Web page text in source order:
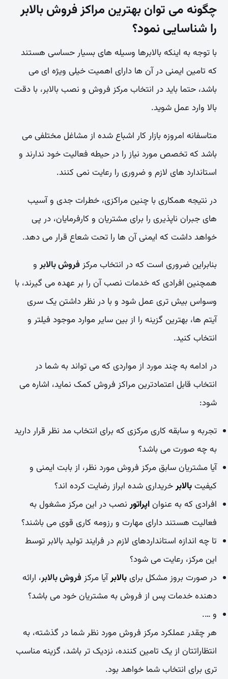
چگونه می توان بهترین مراکز فروش بالابر
را شناسایی نمود؟
با توجه به اینکه بالابرها وسیله های بسیار حساسی هستند
که تامین ایمنی در آن ها دارای اهمیت خیلی ویژه ای می
باشد، حتما باید در انتخاب مرکز فروش و نصب بالابر، با دقت
بالا وارد عمل شوید.
متاسفانه امروزه بازار کار اشباع شده از مشاغل مختلفی می
باشد که تخصص مورد نیاز را در حیطه فعالیت خود ندارند و
استاندارد های لازم و ضروری را رعایت نمی کنند.
در نتیجه همکاری با چنین مراکزی، خطرات جدی و آسیب
های جبران ناپذیری را برای مشتریان و کارفرمایان، در پی
خواهد داشت که ایمنی آن ها را تحت شعاع قرار می دهد.
بنابراین ضروری است که در انتخاب مرکزفروش بالابرو
همچنین افرادی که خدمات نصب آن را بر عهده می گیرند، با
وسواس بیش تری عمل شود و با در نظر داشتن یک سری
آیتم ها، بهترین گزینه را از بین سایر موارد موجود فیلتر و
انتخاب کنید.
در ادامه به چند مورد از مواردی که می تواند به شما در
انتخاب قابل اعتمادترین مراکز فروش کمک نماید، اشاره می
شود:
تجربه و سابقه کاری مرکزی که برای انتخاب مد نظر قرار دارید
به چه صورت می باشد؟
آیا مشتریان سابق مرکز فروش مورد نظر، از بابت ایمنی و
کیفیتبالابرخریداری شده ابراز رضایت کرده اند؟
افرادی که به عنواناپراتورنصب در این مرکز مشغول به
فعالیت هستند دارای مهارت و رزومه کاری قوی می باشند؟
تا چه اندازه استانداردهای لازم در فرایند تولید بالابر توسط
این مرکز، رعایت می شود؟
در صورت بروز مشکل برایبالابرآیا مرکزفروش بالابر، ارائه
دهنده خدمات پس از فروش به مشتریان خود می باشد؟
و ….
هر چقدر عملکرد مرکز فروش مورد نظر شما در گذشته، به
انتظاراتتان از یک تامین کننده، نزدیک تر باشد، گزینه مناسب
تری برای انتخاب شما خواهد بود.